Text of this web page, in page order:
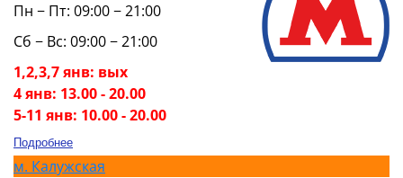
Пн − Пт: 09:00 − 21:00
Сб − Вс: 09:00 − 21:00
1,2,3,7 янв: вых
4 янв: 13.00 - 20.00
5-11 янв: 10.00 - 20.00
Подробнее
м. Калужская